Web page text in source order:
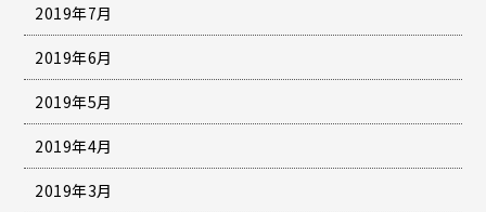
2019年7月
2019年6月
2019年5月
2019年4月
2019年3月